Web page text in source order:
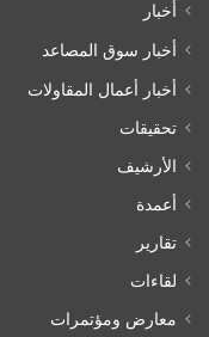
أخبار
أخبار سوق المصاعد
أخبار أعمال المقاولات
تحقيقات
الأرشيف
أعمدة
تقارير
لقاءات
معارض ومؤتمرات